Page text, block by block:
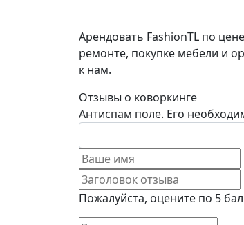
Арендовать FashionTL по
ремонте, покупке мебели и
к нам.
Отзывы о коворкинге
Антиспам поле. Его
Пожалуйста, оцените по 5